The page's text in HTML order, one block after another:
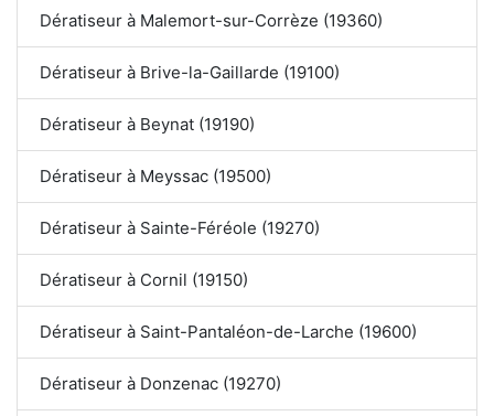
Dératiseur à Malemort-sur-Corrèze (19360)
Dératiseur à Brive-la-Gaillarde (19100)
Dératiseur à Beynat (19190)
Dératiseur à Meyssac (19500)
Dératiseur à Sainte-Féréole (19270)
Dératiseur à Cornil (19150)
Dératiseur à Saint-Pantaléon-de-Larche (19600)
Dératiseur à Donzenac (19270)